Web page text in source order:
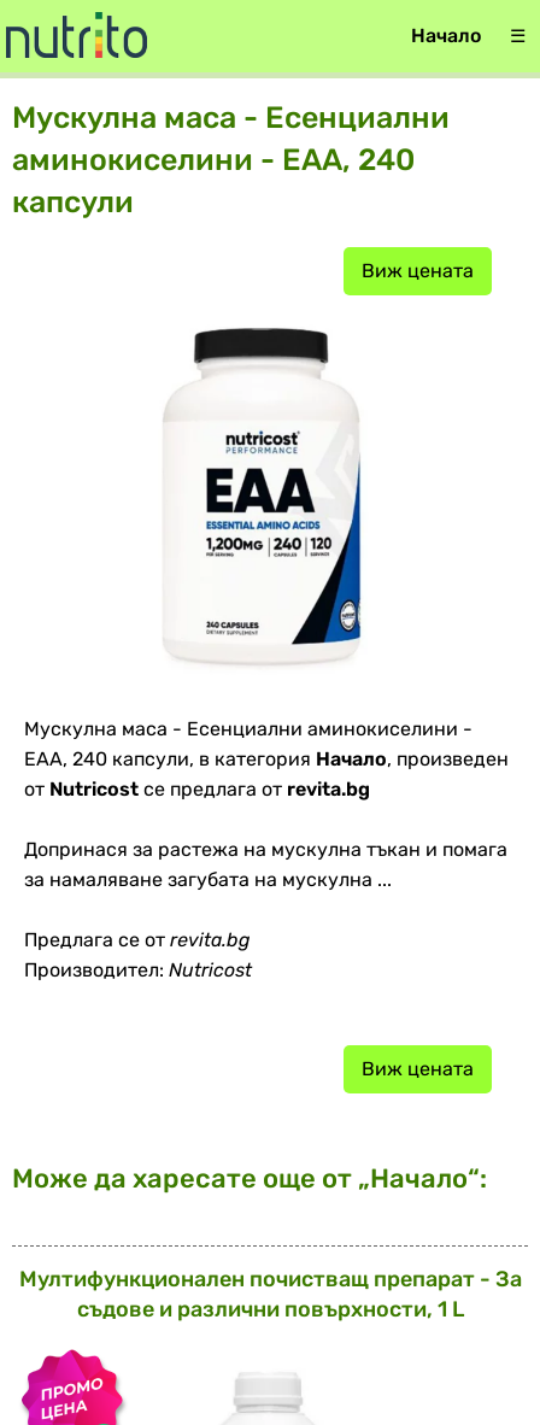
Начало ☰
Мускулна маса - Есенциални
аминокиселини - EAA, 240
капсули
Виж цената
Мускулна маса - Есенциални аминокиселини -
EAA, 240 капсули, в категория Начало, произведен
от Nutricost се предлага от revita.bg
Допринася за растежа на мускулна тъкан и помага
за намаляване загубата на мускулна ...
Предлага се от revita.bg
Производител: Nutricost
Виж цената
Може да харесате още от „Начало“:
Мултифункционален почистващ препарат - За
съдове и различни повърхности, 1 L